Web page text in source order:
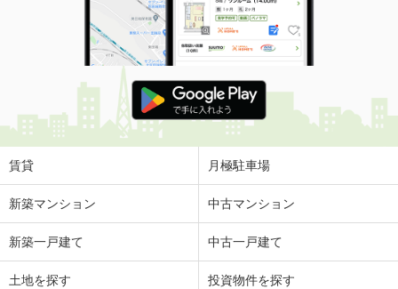
賃貸 月極駐車場
新築マンション 中古マンション
新築一戸建て 中古一戸建て
土地を探す 投資物件を探す